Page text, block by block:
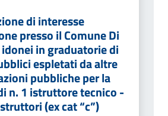
di interesse
presso il Comune Di
in graduatorie di
espletati da altre
pubbliche per la
n. 1 istruttore tecnico -
(ex cat “c”)